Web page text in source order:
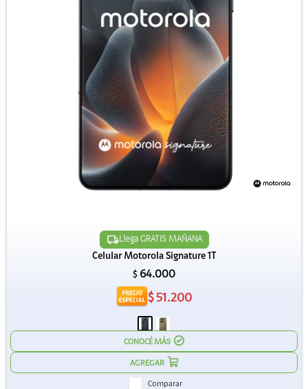
Llega GRATIS MAÑANA
Celular Motorola Signature 1T
$ 64.000
$ 51.200
CONOCÉ MÁS
Comparar